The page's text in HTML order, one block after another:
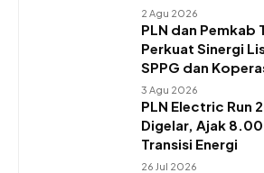
2 Agu 2026
PLN dan Pemkab
Perkuat Sinergi
SPPG dan
3 Agu 2026
PLN Electric Run
Digelar, Ajak
Transisi Energi
26 Jul 2026